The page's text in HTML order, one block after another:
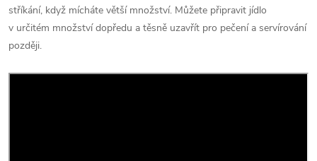
stříkání, když mícháte větší množství. Můžete připravit jídlo
v určitém množství dopředu a těsně uzavřít pro pečení a servírování
později.